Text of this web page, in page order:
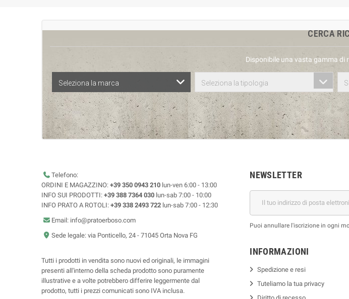
CERCA
Disponibile una vasta gamma di
Seleziona la marca Seleziona la tipologia
Telefono:
ORDINI E MAGAZZINO: +39 350 0943 210 lun-ven 6:00 - 13:00
INFO SUI PRODOTTI: +39 388 7364 030 lun-sab 7:00 - 10:00
INFO PRATO A ROTOLI: +39 338 2493 722 lun-sab 7:00 - 12:30
Email: info@pratoerboso.com
Sede legale: via Ponticello, 24 - 71045 Orta Nova FG
Tutti i prodotti in vendita sono nuovi ed originali, le immagini
presenti all'interno della scheda prodotto sono puramente
illustrative e a volte potrebbero differire leggermente dal
prodotto, tutti i prezzi comunicati sono IVA inclusa.
NEWSLETTER
Puoi annullare l'iscrizione in ogni
INFORMAZIONI
Spedizione e resi
Tuteliamo la tua privacy